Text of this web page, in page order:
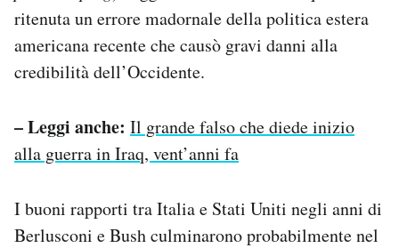
ritenuta un errore madornale della politica estera
americana recente che causò gravi danni alla
credibilità dell’Occidente.
– Leggi anche: Il grande falso che diede inizio
alla guerra in Iraq, vent’anni fa
I buoni rapporti tra Italia e Stati Uniti negli anni di
Berlusconi e Bush culminarono probabilmente nel